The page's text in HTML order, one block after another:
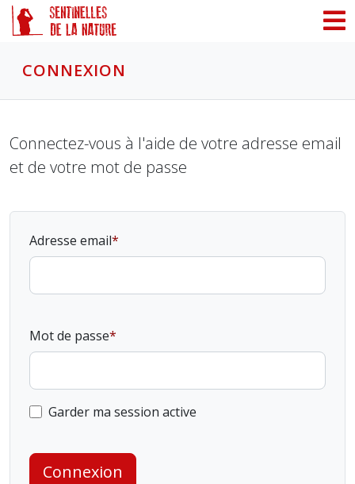
CONNEXION
Connectez-vous à l'aide de votre adresse email
et de votre mot de passe
Adresse email
Mot de passe
Garder ma session active
Connexion